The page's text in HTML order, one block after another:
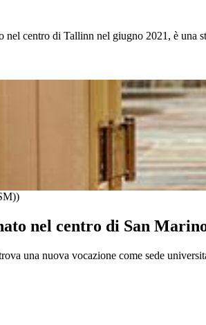
centro di Tallinn nel giugno 2021, è una
nel centro di San
una nuova vocazione come sede